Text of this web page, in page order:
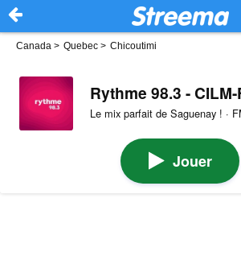
Canada > Quebec > Chicoutimi
Rythme 98.3 - CILM-
Le mix parfait de Saguenay ! ·
Jouer